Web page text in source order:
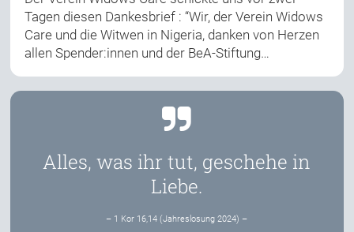
Tagen diesen Dankesbrief : “Wir, der Verein Widows
Care und die Witwen in Nigeria, danken von Herzen
allen Spender:innen und der BeA-Stiftung…
Alles, was ihr tut, geschehe in
Liebe.
– 1 Kor 16,14 (Jahreslosung 2024) –